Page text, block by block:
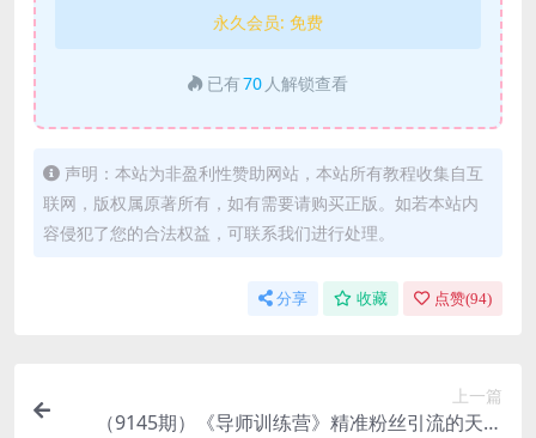
永久会员: 免费
已有70 人解锁查看
声明：本站为非盈利性赞助网站，本站所有教程收集自互
联网，版权属原著所有，如有需要请购买正版。如若本站内
容侵犯了您的合法权益，可联系我们进行处理。
分享 收藏 点赞(94)
上一篇
（9145期）《导师训练营》精准粉丝引流的天花